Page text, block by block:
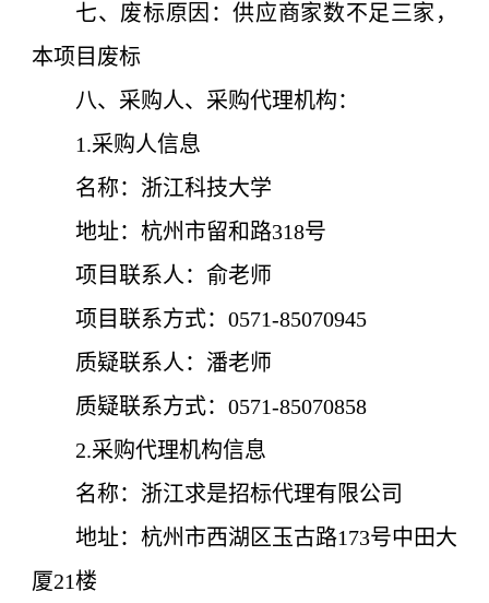
七、 废标原因：供应商家数不足三家，
本项目废标
八、采购人、采购代理机构：
1.采购人信息
名称：浙江科技大学
地址：杭州市留和路318号
项目联系人：俞老师
项目联系方式：0571-85070945
质疑联系人：潘老师
质疑联系方式：0571-85070858
2.采购代理机构信息
名称：浙江求是招标代理有限公司
地址：杭州市西湖区玉古路173号中田大
厦21楼